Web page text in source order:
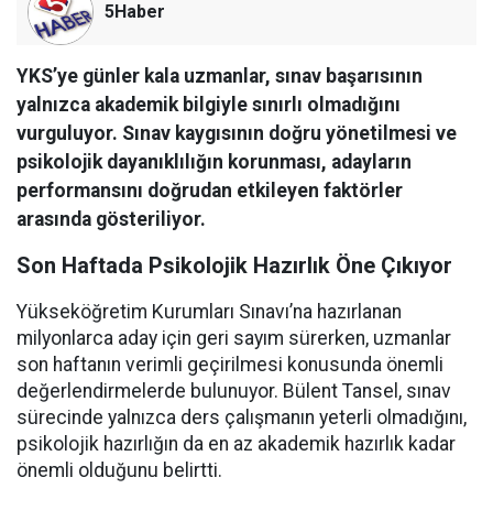
5Haber
YKS’ye günler kala uzmanlar, sınav başarısının
yalnızca akademik bilgiyle sınırlı olmadığını
vurguluyor. Sınav kaygısının doğru yönetilmesi ve
psikolojik dayanıklılığın korunması, adayların
performansını doğrudan etkileyen faktörler
arasında gösteriliyor.
Son Haftada Psikolojik Hazırlık Öne Çıkıyor
Yükseköğretim Kurumları Sınavı’na hazırlanan
milyonlarca aday için geri sayım sürerken, uzmanlar
son haftanın verimli geçirilmesi konusunda önemli
değerlendirmelerde bulunuyor. Bülent Tansel, sınav
sürecinde yalnızca ders çalışmanın yeterli olmadığını,
psikolojik hazırlığın da en az akademik hazırlık kadar
önemli olduğunu belirtti.